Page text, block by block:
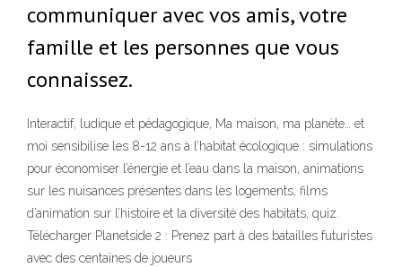
communiquer avec vos amis, votre
famille et les personnes que vous
connaissez.
Interactif, ludique et pédagogique, Ma maison, ma planète… et
moi sensibilise les 8-12 ans à l’habitat écologique : simulations
pour économiser l’énergie et l’eau dans la maison, animations
sur les nuisances présentes dans les logements, films
d’animation sur l’histoire et la diversité des habitats, quiz.
Télécharger Planetside 2 : Prenez part à des batailles futuristes
avec des centaines de joueurs